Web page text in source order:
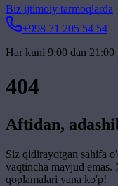
Biz ijtimoiy tarmoqlarda
+998 71 205 54 54
Har kuni 9:00 dan 21:00
404
Aftidan,
Siz qidirayotgan sahifa
vaqtincha mavjud
qoplamalari yana ko'p!